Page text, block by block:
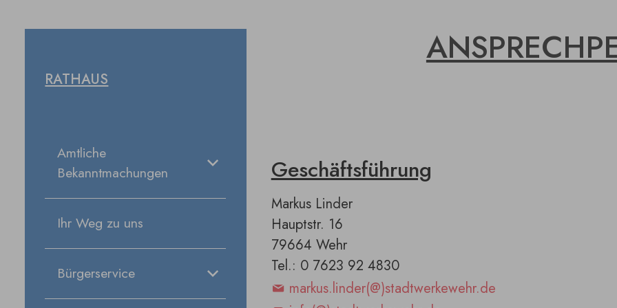
Geschäftsführung
Markus Linder
Hauptstr. 16
79664 Wehr
Tel.: 0 7623 92 4830
markus.linder(@)stadtwerkewehr.de
RATHAUS
Amtliche
Bekanntmachungen
Ihr Weg zu uns
Bürgerservice